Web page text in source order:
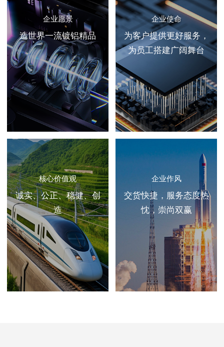
企业愿景
造世界一流镀铝精品
企业使命
为客户提供更好服务，
为员工搭建广阔舞台
核心价值观
诚实、公正、稳健、创
造
企业作风
交货快捷，服务态度热
忱，崇尚双赢